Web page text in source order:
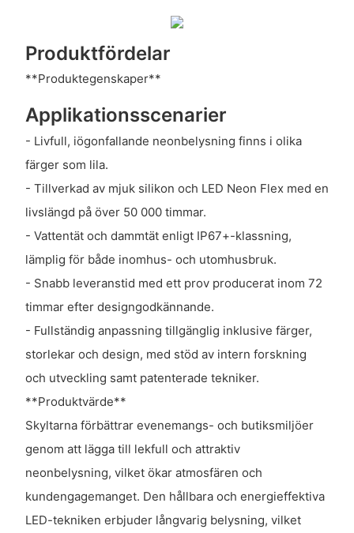
Produktfördelar
**Produktegenskaper**
Applikationsscenarier
- Livfull, iögonfallande neonbelysning finns i olika
färger som lila.
- Tillverkad av mjuk silikon och LED Neon Flex med en
livslängd på över 50 000 timmar.
- Vattentät och dammtät enligt IP67+-klassning,
lämplig för både inomhus- och utomhusbruk.
- Snabb leveranstid med ett prov producerat inom 72
timmar efter designgodkännande.
- Fullständig anpassning tillgänglig inklusive färger,
storlekar och design, med stöd av intern forskning
och utveckling samt patenterade tekniker.
**Produktvärde**
Skyltarna förbättrar evenemangs- och butiksmiljöer
genom att lägga till lekfull och attraktiv
neonbelysning, vilket ökar atmosfären och
kundengagemanget. Den hållbara och energieffektiva
LED-tekniken erbjuder långvarig belysning, vilket